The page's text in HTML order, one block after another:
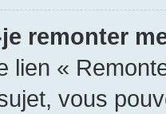
remonter
lien «
vous